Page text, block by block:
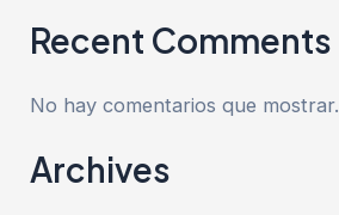
Recent Comments
No hay comentarios que mostrar.
Archives